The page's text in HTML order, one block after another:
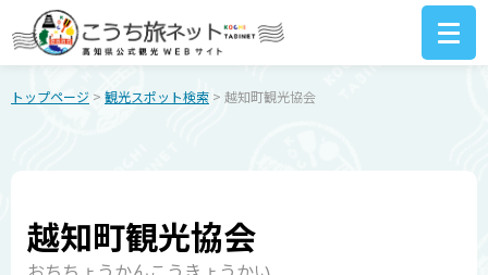
トップページ > 観光スポット検索 > 越知町観光協会
越知町観光協会